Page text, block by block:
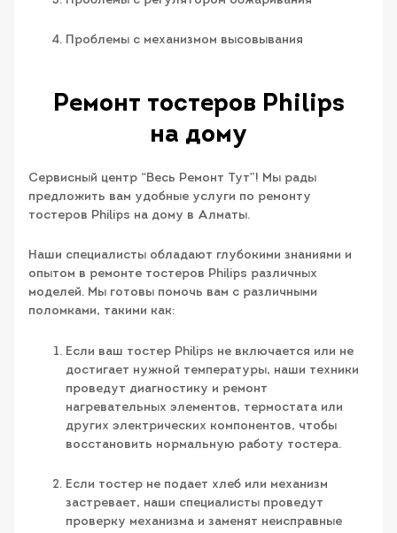
Проблемы с механизмом высовывания
Ремонт тостеров Philips
на дому
Cервисный центр “Весь Ремонт Тут”! Мы рады
предложить вам удобные услуги по ремонту
тостеров Philips на дому в Алматы.
Наши специалисты обладают глубокими знаниями и
опытом в ремонте тостеров Philips различных
моделей. Мы готовы помочь вам с различными
поломками, такими как:
Если ваш тостер Philips не включается или не
достигает нужной температуры, наши техники
проведут диагностику и ремонт
нагревательных элементов, термостата или
других электрических компонентов, чтобы
восстановить нормальную работу тостера.
Если тостер не подает хлеб или механизм
застревает, наши специалисты проведут
проверку механизма и заменят неисправные